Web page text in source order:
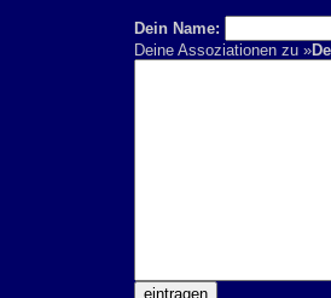
Dein Name:
Deine Assoziationen zu »